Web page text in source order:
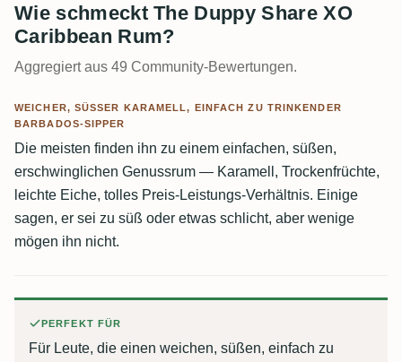
Wie schmeckt The Duppy Share XO
Caribbean Rum?
Aggregiert aus 49 Community-Bewertungen.
WEICHER, SÜSSER KARAMELL, EINFACH ZU TRINKENDER B
ARBADOS-SIPPER
Die meisten finden ihn zu einem einfachen, süßen,
erschwinglichen Genussrum — Karamell, Trockenfrüchte,
leichte Eiche, tolles Preis-Leistungs-Verhältnis. Einige
sagen, er sei zu süß oder etwas schlicht, aber wenige
mögen ihn nicht.
PERFEKT FÜR
Für Leute, die einen weichen, süßen, einfach zu